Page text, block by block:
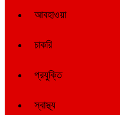
আবহাওয়া
চাকরি
প্রযুক্তি
স্বাস্থ্য